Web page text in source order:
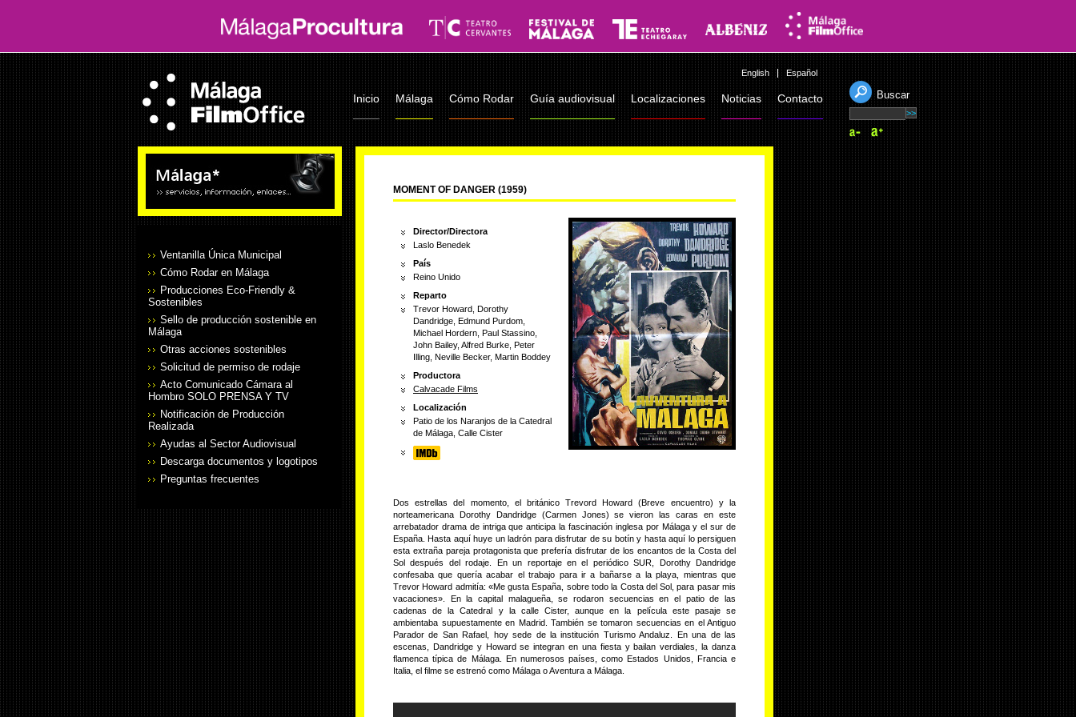
Español
English
Inicio Málaga Cómo Rodar Guía audiovisual Localizaciones Noticias Contacto Buscar
Ventanilla Única Municipal
Cómo Rodar en Málaga
Producciones Eco-Friendly &
Sostenibles
Sello de producción sostenible en
Málaga
Otras acciones sostenibles
Solicitud de permiso de rodaje
Acto Comunicado Cámara al
Hombro SOLO PRENSA Y TV
Notificación de Producción
Realizada
Ayudas al Sector Audiovisual
Descarga documentos y logotipos
Preguntas frecuentes
MOMENT OF DANGER (1959)
Director/Directora
Laslo Benedek
País
Reino Unido
Reparto
Trevor Howard, Dorothy
Dandridge, Edmund Purdom,
Michael Hordern, Paul Stassino,
John Bailey, Alfred Burke, Peter
Illing, Neville Becker, Martin Boddey
Productora
Calvacade Films
Localización
Patio de los Naranjos de la Catedral
de Málaga, Calle Cister
Dos estrellas del momento, el británico Trevord Howard (Breve encuentro) y la
norteamericana Dorothy Dandridge (Carmen Jones) se vieron las caras en este
arrebatador drama de intriga que anticipa la fascinación inglesa por Málaga y el sur de
España. Hasta aquí huye un ladrón para disfrutar de su botín y hasta aquí lo persiguen
esta extraña pareja protagonista que prefería disfrutar de los encantos de la Costa del
Sol después del rodaje. En un reportaje en el periódico SUR, Dorothy Dandridge
confesaba que quería acabar el trabajo para ir a bañarse a la playa, mientras que
Trevor Howard admitía: «Me gusta España, sobre todo la Costa del Sol, para pasar mis
vacaciones». En la capital malagueña, se rodaron secuencias en el patio de las
cadenas de la Catedral y la calle Cister, aunque en la película este pasaje se
ambientaba supuestamente en Madrid. También se tomaron secuencias en el Antiguo
Parador de San Rafael, hoy sede de la institución Turismo Andaluz. En una de las
escenas, Dandridge y Howard se integran en una fiesta y bailan verdiales, la danza
flamenca típica de Málaga. En numerosos países, como Estados Unidos, Francia e
Italia, el filme se estrenó como Málaga o Aventura a Málaga.